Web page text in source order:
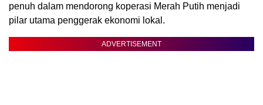
penuh dalam mendorong koperasi Merah Putih menjadi
pilar utama penggerak ekonomi lokal.
ADVERTISEMENT